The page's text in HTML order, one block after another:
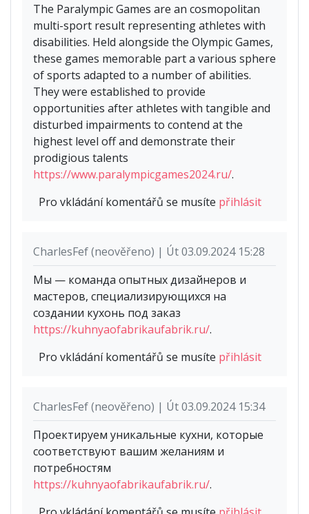
The Paralympic Games are an cosmopolitan
multi-sport result representing athletes with
disabilities. Held alongside the Olympic Games,
these games memorable part a various sphere
of sports adapted to a number of abilities.
They were established to provide
opportunities after athletes with tangible and
disturbed impairments to contend at the
highest level off and demonstrate their
prodigious talents
https://www.paralympicgames2024.ru/.
Pro vkládání komentářů se musíte přihlásit
CharlesFef (neověřeno) | Út 03.09.2024 15:28
Мы — команда опытных дизайнеров и
мастеров, специализирующихся на
создании кухонь под заказ
https://kuhnyaofabrikaufabrik.ru/.
Pro vkládání komentářů se musíte přihlásit
CharlesFef (neověřeno) | Út 03.09.2024 15:34
Проектируем уникальные кухни, которые
соответствуют вашим желаниям и
потребностям
https://kuhnyaofabrikaufabrik.ru/.